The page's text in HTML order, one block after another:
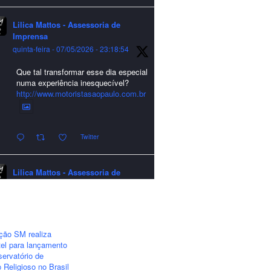
Lilica Mattos - Assessoria de
Imprensa
quinta-feira - 07/05/2026 - 23:18:54
Que tal transformar esse dia especial
numa experiência inesquecível?
http://www.motoristasaopaulo.com.br
Twitter
Lilica Mattos - Assessoria de
excelente Natal e um 2026 repleto de
conquistas e realizações para todos
clientes, jornalistas e amigos que
sempre nos acompanham!🎄✨🥂❤️
SM realiza
para lançamento
de
Religioso no Brasil